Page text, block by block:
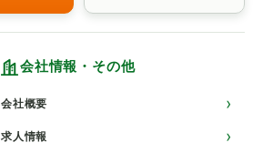
会社情報・その他
会社概要
求人情報